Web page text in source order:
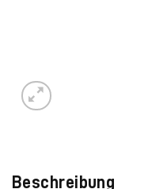
Beschreibung